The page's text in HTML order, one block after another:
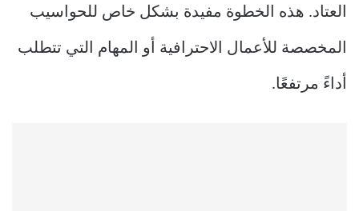
العتاد. هذه الخطوة مفيدة بشكل خاص للحواسيب
المخصصة للأعمال الاحترافية أو المهام التي تتطلب
أداءً مرتفعًا.